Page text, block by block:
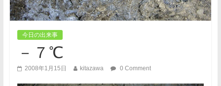
今日の出来事
－７℃
2008年1月15日 kitazawa 0 Comment